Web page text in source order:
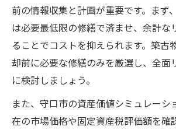
前の情報収集と計画が重要です。まず
は必要最低限の修繕で済ませ、余計な
ることでコストを抑えられます。築古
却前に必要な修繕のみを厳選し、全面
に検討しましょう。
また、守口市の資産価値シミュレーシ
在の市場価格や固定資産税評価額を確